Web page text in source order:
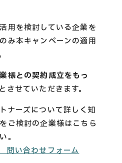
用を検討している企業を
み本キャンペーンの適用
様との契約成立をもっ
とさせていただきます。
ナーズについて詳しく知
ご検討の企業様はこちら
。
問い合わせフォーム